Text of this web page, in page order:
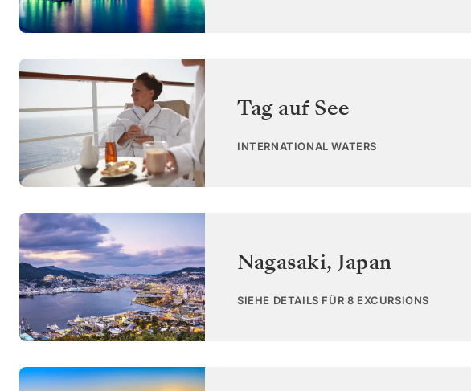
Tag auf See
INTERNATIONAL WATERS
Nagasaki, Japan
SIEHE DETAILS FÜR 8 EXCURSIONS